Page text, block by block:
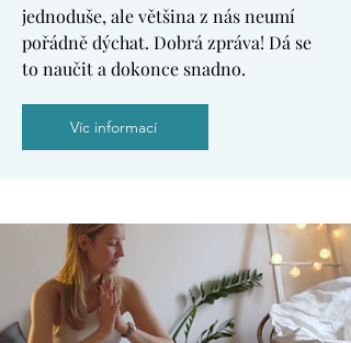
jednoduše, ale většina z nás neumí
pořádně dýchat. Dobrá zpráva! Dá se
to naučit a dokonce snadno.
Víc informací